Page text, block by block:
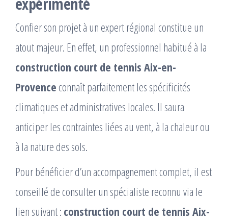
Confier son projet à un expert régional constitue un
atout majeur. En effet, un professionnel habitué à la
construction court de tennis Aix-en-
Provence connaît parfaitement les spécificités
climatiques et administratives locales. Il saura
anticiper les contraintes liées au vent, à la chaleur ou
à la nature des sols.
Pour bénéficier d’un accompagnement complet, il est
conseillé de consulter un spécialiste reconnu via le
lien suivant : construction court de tennis Aix-